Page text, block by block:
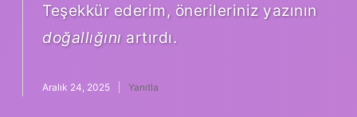
Teşekkür ederim, önerileriniz yazının
doğallığını artırdı.
Aralık 24, 2025 Yanıtla